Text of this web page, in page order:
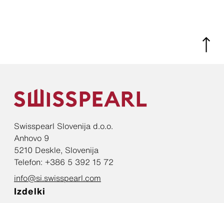
Swisspearl Slovenija d.o.o.
Anhovo 9
5210 Deskle, Slovenija
Telefon: +386 5 392 15 72
info@si.swisspearl.com
Izdelki